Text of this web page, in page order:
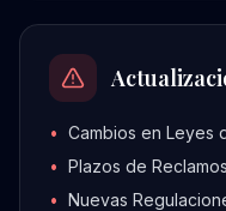
• Cambios en Leyes
• Plazos de
• Nuevas